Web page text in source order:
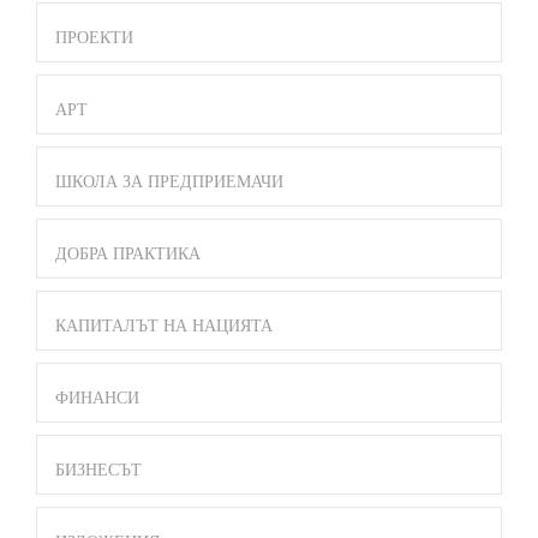
ПРОЕКТИ
АРТ
ШКОЛА ЗА ПРЕДПРИЕМАЧИ
ДОБРА ПРАКТИКА
КАПИТАЛЪТ НА НАЦИЯТА
ФИНАНСИ
БИЗНЕСЪТ